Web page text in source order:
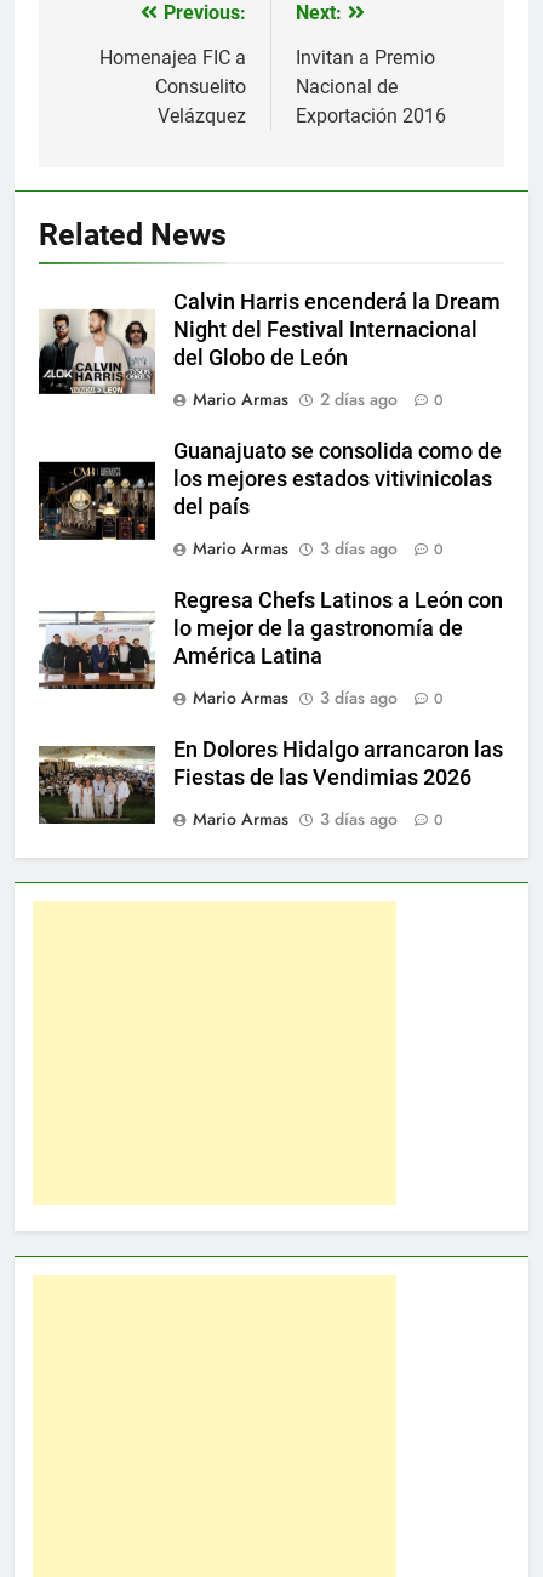
Navegación
entradas
Previous:
Homenajea FIC a
Consuelito
Velázquez
Next:
Invitan a Premio
Nacional de
Exportación 2016
Related News
Calvin Harris encenderá la Dream
Night del Festival Internacional
del Globo de León
Mario Armas
2 días ago 0
Guanajuato se consolida como de
los mejores estados vitivinicolas
del país
Mario Armas
3 días ago 0
Regresa Chefs Latinos a León con
lo mejor de la gastronomía de
América Latina
Mario Armas
3 días ago 0
En Dolores Hidalgo arrancaron las
Fiestas de las Vendimias 2026
Mario Armas
3 días ago 0